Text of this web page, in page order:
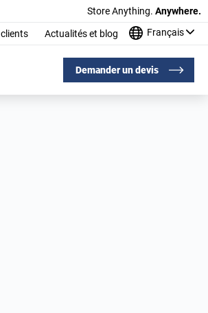
Store Anything. Anywhere.
Actualités et blog Français
Demander un devis